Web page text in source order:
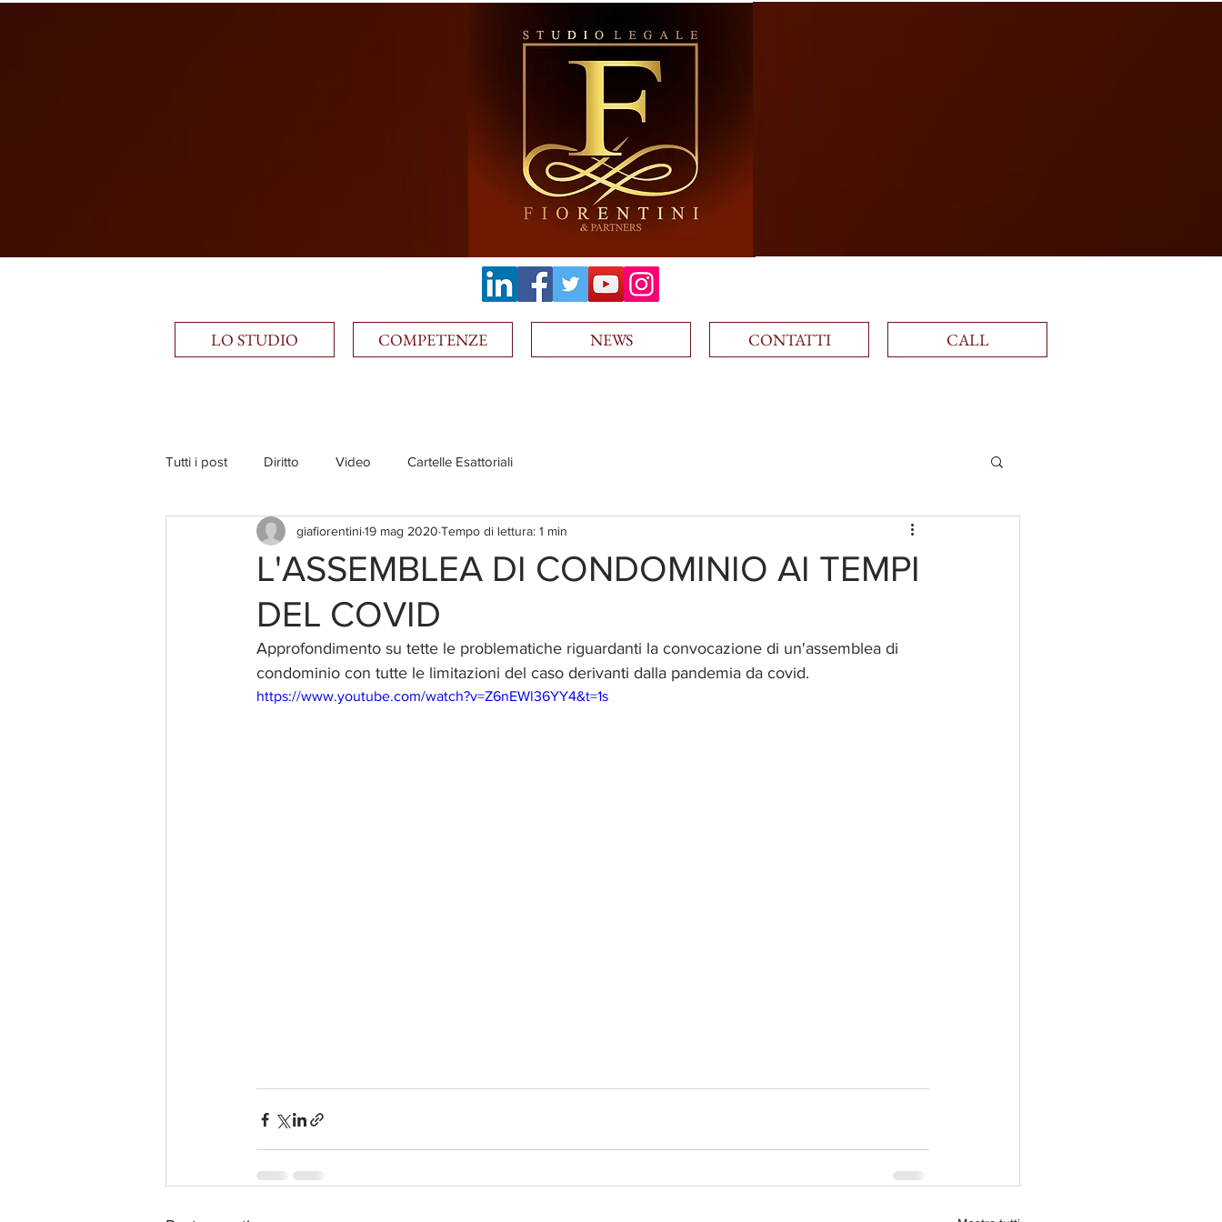
Tutti i post Diritto Video Cartelle Esattoriali
L'ASSEMBLEA DI CONDOMINIO AI TEMPI
DEL COVID
giafiorentini19 mag 2020 Tempo di lettura: 1 min
Approfondimento su tette le problematiche riguardanti la convocazione di un'assemblea di
condominio con tutte le limitazioni del caso derivanti dalla pandemia da covid.
https://www.youtube.com/watch?v=Z6nEWl36YY4&t=1s
LO STUDIO COMPETENZE NEWS CONTATTI CALL